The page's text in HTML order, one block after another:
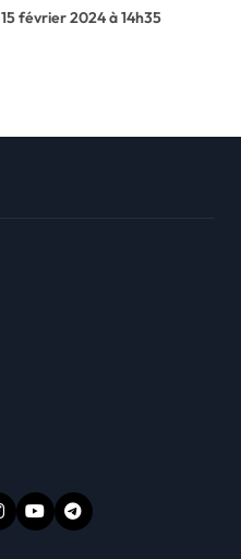
15 février 2024 à 14h35